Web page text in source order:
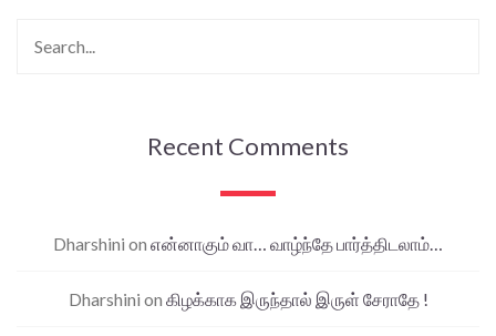
Recent Comments
Dharshini on என்னாகும் வா… வாழ்ந்தே பார்த்திடலாம்…
Dharshini on கிழக்காக இருந்தால் இருள் சேராதே !